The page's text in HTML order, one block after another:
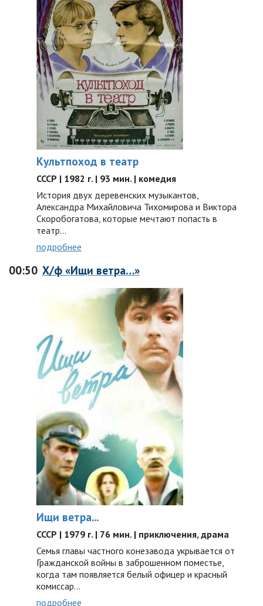
Культпоход в театр
СССР | 1982 г. | 93 мин. | комедия
История двух деревенских музыкантов,
Александра Михайловича Тихомирова и Виктора
Скоробогатова, которые мечтают попасть в
театр…
подробнее
00:50 Х/ф «Ищи ветра…»
Ищи ветра...
СССР | 1979 г. | 76 мин. | приключения, драма
Семья главы частного конезавода укрывается от
Гражданской войны в заброшенном поместье,
когда там появляется белый офицер и красный
комиссар...
подробнее